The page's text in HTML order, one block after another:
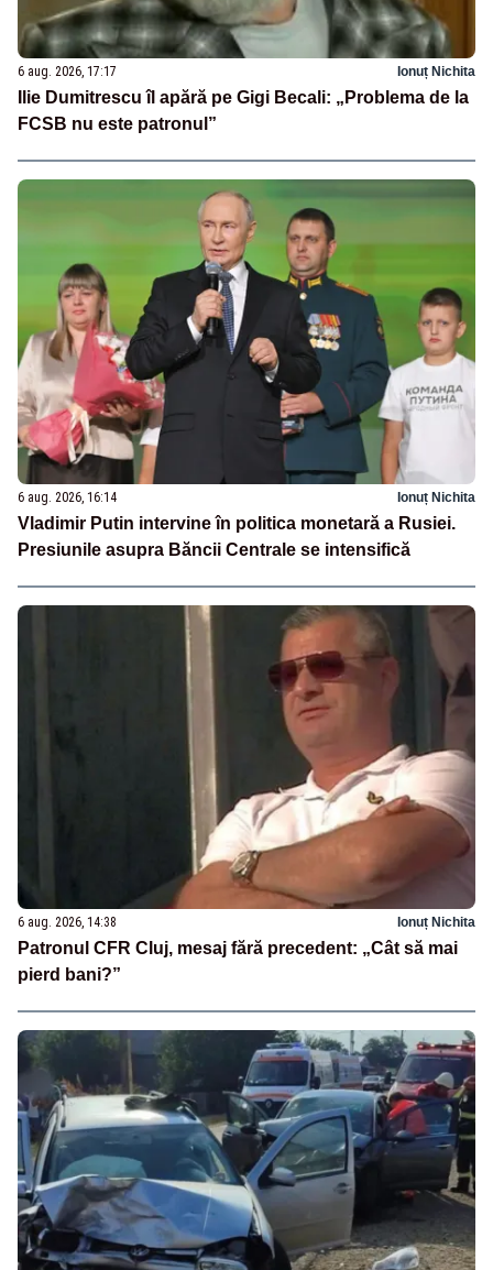
6 aug. 2026, 17:17 Ionuț Nichita
Ilie Dumitrescu îl apără pe Gigi Becali: „Problema de la
FCSB nu este patronul”
6 aug. 2026, 16:14 Ionuț Nichita
Vladimir Putin intervine în politica monetară a Rusiei.
Presiunile asupra Băncii Centrale se intensifică
6 aug. 2026, 14:38 Ionuț Nichita
Patronul CFR Cluj, mesaj fără precedent: „Cât să mai
pierd bani?”